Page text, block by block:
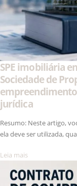
SPE imobiliária
Sociedade de
jurídica
Resumo: Neste artigo,
ela deve ser utilizada,
Leia mais